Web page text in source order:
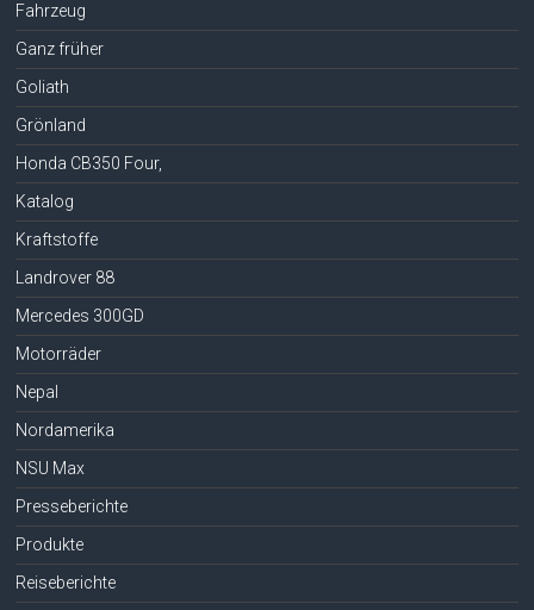
Fahrzeug
Ganz früher
Goliath
Grönland
Honda CB350 Four,
Katalog
Kraftstoffe
Landrover 88
Mercedes 300GD
Motorräder
Nepal
Nordamerika
NSU Max
Presseberichte
Produkte
Reiseberichte